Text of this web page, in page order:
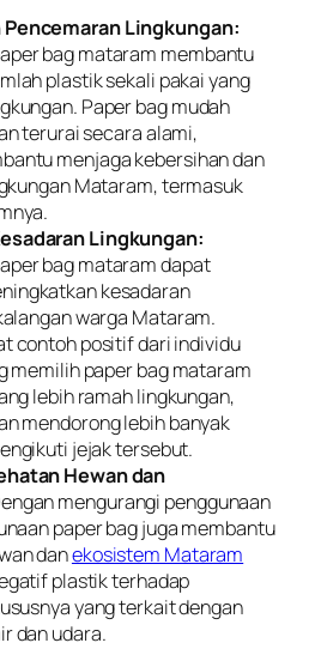
Lingkungan:
bag mataram membantu
plastik sekali pakai yang
Paper bag mudah
terurai secara alami,
menjaga kebersihan dan
Mataram, termasuk
Lingkungan:
bag mataram dapat
kesadaran
warga Mataram.
contoh positif dari individu
memilih paper bag mataram
lebih ramah lingkungan,
mendorong lebih banyak
jejak tersebut.
Hewan dan
mengurangi penggunaan
paper bag juga membantu
danekosistem Mataram
plastik terhadap
yang terkait dengan
dan udara.